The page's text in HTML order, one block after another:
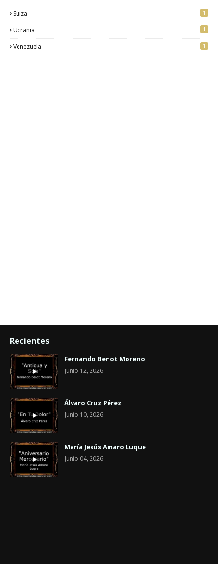
Suiza
1
Ucrania 1
Venezuela 1
Recientes
Fernando Benot Moreno
Junio 12, 2026
Álvaro Cruz Pérez
Junio 10, 2026
María Jesús Amaro Luque
Junio 04, 2026